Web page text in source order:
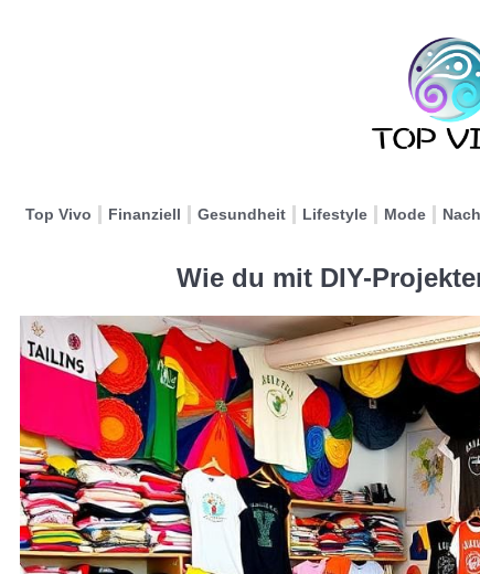
Top Vivo Finanziell Gesundheit Lifestyle Mode
Wie du mit DIY-